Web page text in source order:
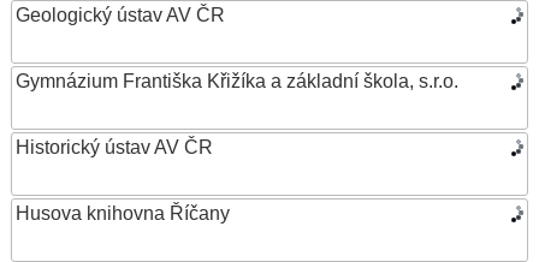
Geologický ústav AV ČR
Gymnázium Františka Křižíka a základní škola, s.r.o.
Historický ústav AV ČR
Husova knihovna Říčany